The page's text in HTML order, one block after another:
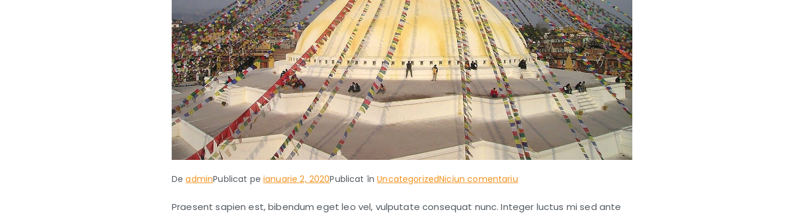
DeadminPublicat peianuarie 2, 2020Publicat înUncategorizedNiciun comentariula
Trip:
Praesent sapien est, bibendum eget leo vel, vulputate consequat nunc. Integer luctus mi sed ante